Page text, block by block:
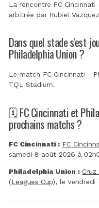
La rencontre FC
arbitrée par Rubiel
Dans quel stade s'est
Philadelphia Union ?
Le match FC Cincinnati -
TQL Stadium.
🗓️ FC Cincinnati et
prochains matchs ?
FC Cincinnati : FC
samedi 8 août 2026 à
Philadelphia Union : Cruz
(Leagues Cup), le vendredi